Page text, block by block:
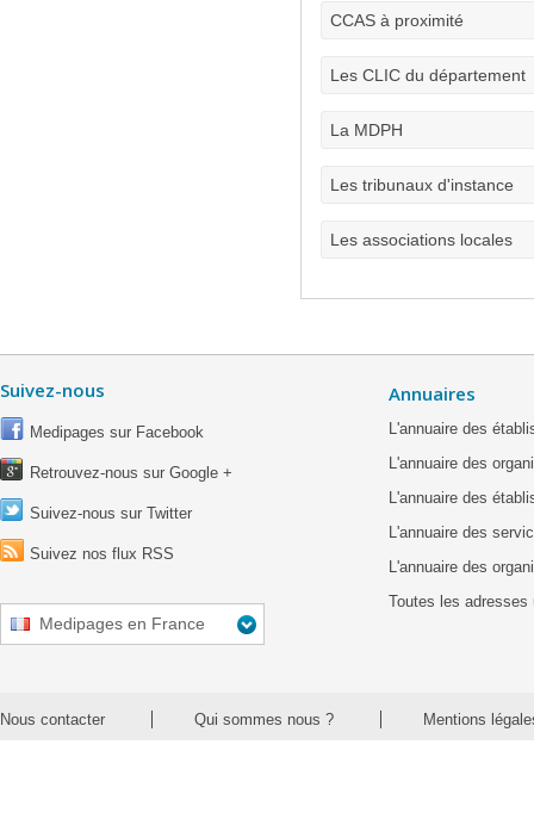
CCAS à proximité
Les CLIC du département
La MDPH
Les tribunaux d'instance
Les associations locales
Suivez-nous
Medipages sur Facebook
Retrouvez-nous sur Google +
Suivez-nous sur Twitter
Suivez nos flux RSS
Medipages en France
Annuaires
L'annuaire des
L'annuaire des
L'annuaire des
L'annuaire des
L'annuaire des
Toutes les adresses
Nous contacter Qui sommes nous ? Mentions